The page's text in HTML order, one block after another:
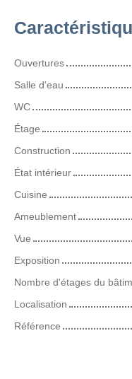
Ouvertures
Salle d'eau
WC
Étage
Construction
État intérieur
Cuisine
Ameublement
Vue
Exposition
Nombre d'étages du
Localisation
Référence